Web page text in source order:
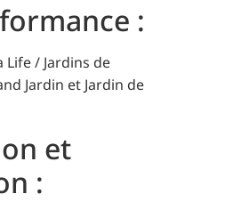
:
Life / Jardins de
Jardin et Jardin de
et
: